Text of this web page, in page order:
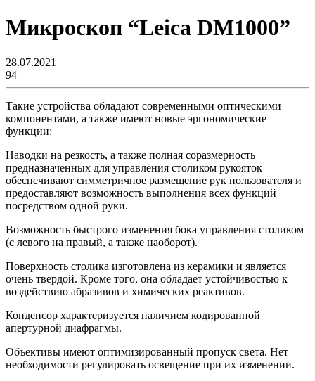
Микроскоп “Leica DM1000”
28.07.2021
94
Такие устройства обладают современными оптическими
компонентами, а также имеют новые эргономические
функции:
Наводки на резкость, а также полная соразмерность
предназначенных для управления столиком рукояток
обеспечивают симметричное размещение рук пользователя и
предоставляют возможность выполнения всех функций
посредством одной руки.
Возможность быстрого изменения бока управления столиком
(с левого на правый, а также наоборот).
Поверхность столика изготовлена из керамики и является
очень твердой. Кроме того, она обладает устойчивостью к
воздействию абразивов и химических реактивов.
Конденсор характеризуется наличием кодированной
апертурной диафрагмы.
Объективы имеют оптимизированный пропуск света. Нет
необходимости регулировать освещение при их изменении.